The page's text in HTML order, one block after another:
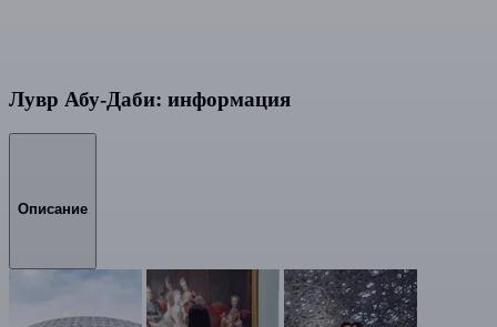
Лувр Абу-Даби: информация
Описание